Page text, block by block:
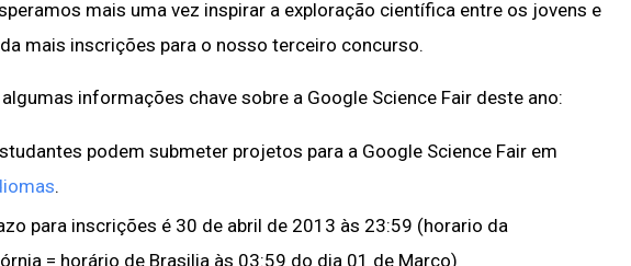
mais uma vez inspirar a exploração científica entre os jovens e
mais inscrições para o nosso terceiro concurso.
informações chave sobre a Google Science Fair deste ano:
podem submeter projetos para a Google Science Fair em
.
para inscrições é 30 de abril de 2013 às 23:59 (horario da
= horário de Brasilia às 03:59 do dia 01 de Março)